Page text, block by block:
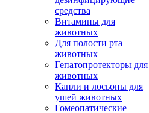
средства
Витамины для
животных
Для полости рта
животных
Гепатопротекторы для
животных
Капли и лосьоны для
ушей животных
Гомеопатические